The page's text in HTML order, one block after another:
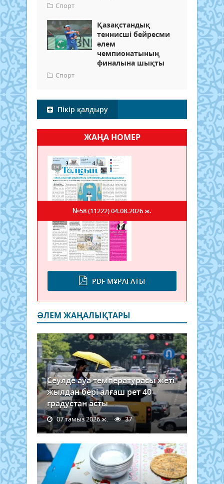
Спорт
Қазақстандық
теннисші бейресми
әлем
чемпионатының
финалына шықты
Спорт
Пікір қалдыру
ЖАҢА НОМЕР
PDF МҰРАҒАТЫ
№58 (11222)04.08.2026 ж.
ӘЛЕМ ЖАҢАЛЫҚТАРЫ
Сеулде ауа температурасы жеті
жылдан бері алғаш рет 40
градустан асты
07 тамыз 2026 ж. 37